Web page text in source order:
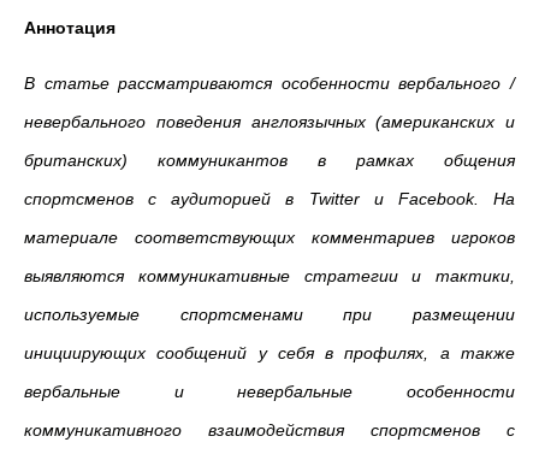
Аннотация
В статье рассматриваются особенности вербального /
невербального поведения англоязычных (американских и
британских) коммуникантов в рамках общения
спортсменов с аудиторией в Twitter и Facebook. На
материале соответствующих комментариев игроков
выявляются коммуникативные стратегии и тактики,
используемые спортсменами при размещении
инициирующих сообщений у себя в профилях, а также
вербальные и невербальные особенности
коммуникативного взаимодействия спортсменов с